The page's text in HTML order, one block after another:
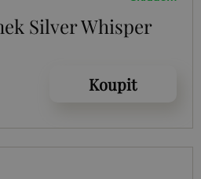
Silver Whisper
Koupit